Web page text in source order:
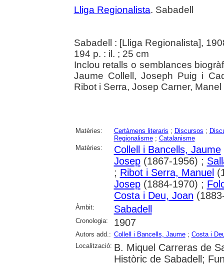
Lliga Regionalista. Sabadell
Sabadell : [Lliga Regionalista],
194 p. : il. ; 25 cm
Inclou retalls o semblances
Jaume Collell, Joseph Puig i
Ribot i Serra, Josep Carner,
Matèries: Certàmens literaris ; Discursos ;
Regionalisme; Catalanisme
Matèries:
Collell i Bancells, Jaume
Josep(1867-1956) ;
; Ribot i Serra, Manuel
Josep(1884-1970) ;
Costa i Deu, Joan
Àmbit: Sabadell
Cronologia: 1907
Autors add.: Collell i Bancells, Jaume; Costa i
Localització: B. Miquel Carreras de
Històric de Sabadell;